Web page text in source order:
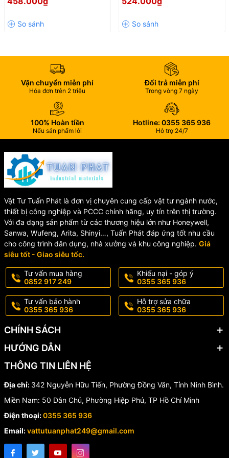
🔹
🛠 Chất Liệu Cao Cấp
Đầu phun:ABS & POM
Khung rulo:ABS, PP, thép và đồng
Ống dẫn nước:PVC cao cấp
🔸Đầu nối:ABS & SUS304 chống gỉ
🔸Gioăng làm kín:EPDM chịu áp lực và chống lão hóa tốt
🌱 Ứng Dụng Thực Tế
🏡 Tưới cây sân vườn
🌿 Tưới hoa, rau sạch tại nhà
🚗 Rửa xe ô tô, xe máy
🧹 Vệ sinh sân, ban công, lối đi
🏭 Sử dụng cho nhà xưởng, kho bãi
💎 Vì Sao Nên Chọn Bộ Rulo
Tưới Cây ONSPA 1301-
20M?
✔️ Thiết kế hiện đại, gọn đẹp
✔️ Dây tưới bền bỉ, chống rò rỉ
✔️ Thu dây tự động tiện lợi
30m Không Bánh Xe – Giải
Chuyên Nghiệp
50m Có Bánh Xe – Thu Gọn
Dàng
Vận chuyển miễn phí
Hóa đơn trên 2 triệu
Đổi trả miễn phí
Trong vòng 7 ngày
100% Hoàn tiền
Nếu sản phẩm lỗi
Hotline: 0355 365 936
Hỗ trợ 24/7
Vật Tư Tuấn Phát là đơn vị chuyên cung cấp vật tư ngành nước,
thiết bị công nghiệp và PCCC chính hãng, uy tín trên thị trường.
Với đa dạng sản phẩm từ các thương hiệu lớn như Honeywell,
Sanwa, Wufeng, Arita, Shinyi…, Tuấn Phát đáp ứng tốt nhu cầu
cho công trình dân dụng, nhà xưởng và khu công nghiệp. Giá
siêu tốt - Giao siêu tốc.
Tư vấn mua hàng
0852 917 249
Khiếu nại - góp ý
0355 365 936
Tư vấn bảo hành
0355 365 936
Hỗ trợ sửa chữa
0355 365 936
CHÍNH SÁCH
HƯỚNG DẪN
THÔNG TIN LIÊN HỆ
Địa chỉ: 342 Nguyễn Hữu Tiến, Phường Đồng Văn, Tỉnh Ninh Bình.
Miền Nam: 50 Dân Chủ, Phường Hiệp Phú, TP Hồ Chí Minh
Điện thoại:0355 365 936
Email:vattutuanphat249@gmail.com